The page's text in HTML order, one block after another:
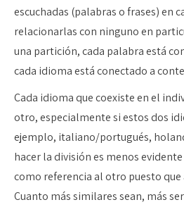
escuchadas (palabras o frases) en
relacionarlas con ninguno en
una partición, cada palabra está
cada idioma está conectado a
Cada idioma que coexiste en el
otro, especialmente si estos dos
ejemplo, italiano/portugués,
hacer la división es menos
como referencia al otro puesto que
Cuanto más similares sean, más